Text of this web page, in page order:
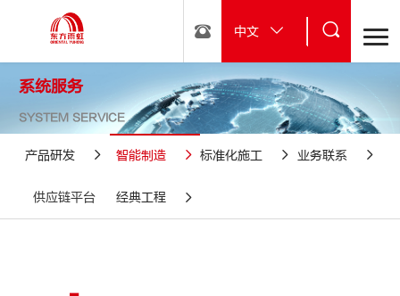
中文
系统服务
SYSTEM SERVICE
产品研发 智能制造 标准化施工 业务联系
供应链平台 经典工程